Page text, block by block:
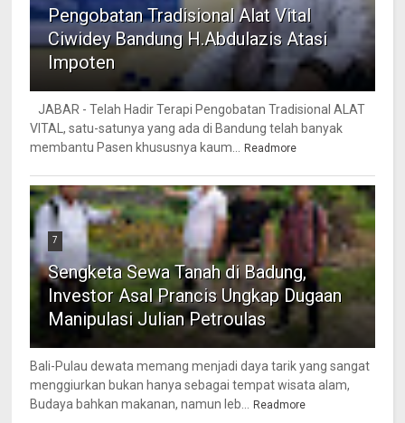
Pengobatan Tradisional Alat Vital
Ciwidey Bandung H.Abdulazis Atasi
Impoten
JABAR - Telah Hadir Terapi Pengobatan Tradisional ALAT
VITAL, satu-satunya yang ada di Bandung telah banyak
membantu Pasen khususnya kaum... Readmore
7
Sengketa Sewa Tanah di Badung,
Investor Asal Prancis Ungkap Dugaan
Manipulasi Julian Petroulas
Bali-Pulau dewata memang menjadi daya tarik yang sangat
menggiurkan bukan hanya sebagai tempat wisata alam,
Budaya bahkan makanan, namun leb... Readmore